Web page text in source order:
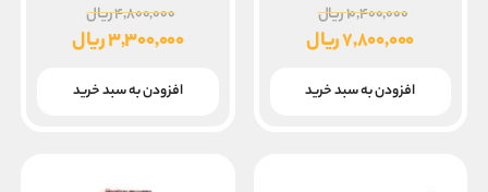
۱۰,۴۰۰,۰۰۰ریال
اصلی
بود.
۷,۸۰۰,۰۰۰ریال
فعلی
افزودن به سبد خرید
۴,۸۰۰,۰۰۰ریال
اصلی
بود.
۳,۳۰۰,۰۰۰ریال
فعلی
افزودن به سبد خرید